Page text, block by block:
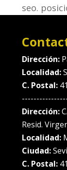
seo.
Dirección:
Localidad:
C. Postal:
Dirección:
Resid.
Localidad:
Ciudad:
C. Postal: